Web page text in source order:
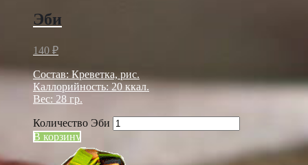
Эби
140 ₽
Состав: Креветка, рис.
Каллорийность: 20 ккал.
Вес: 28 гр.
Количество Эби
В корзину